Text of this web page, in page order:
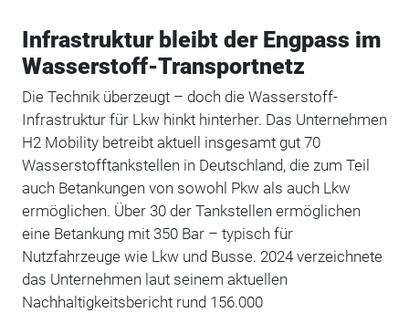
Infrastruktur bleibt der Engpass im
Wasserstoff-Transportnetz
Die Technik überzeugt – doch die Wasserstoff-
Infrastruktur für Lkw hinkt hinterher. Das Unternehmen
H2 Mobility betreibt aktuell insgesamt gut 70
Wasserstofftankstellen in Deutschland, die zum Teil
auch Betankungen von sowohl Pkw als auch Lkw
ermöglichen. Über 30 der Tankstellen ermöglichen
eine Betankung mit 350 Bar – typisch für
Nutzfahrzeuge wie Lkw und Busse. 2024 verzeichnete
das Unternehmen laut seinem aktuellen
Nachhaltigkeitsbericht rund 156.000